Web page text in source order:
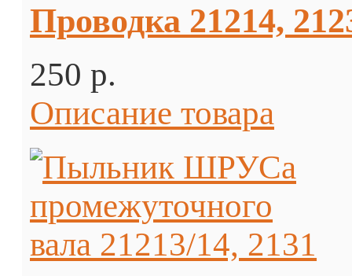
Проводка 21214,
250 p.
Описание товара